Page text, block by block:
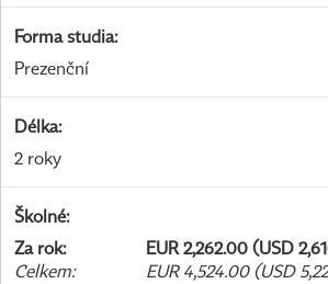
Forma studia:
Prezenční
Délka:
2 roky
Školné:
Za rok:
EUR 2,262.00 (USD
Celkem: EUR 4,524.00 (USD